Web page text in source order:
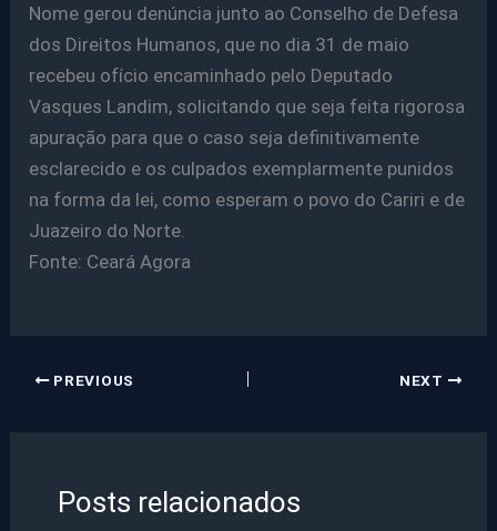
Nome gerou denúncia junto ao Conselho de Defesa
dos Direitos Humanos, que no dia 31 de maio
recebeu ofício encaminhado pelo Deputado
Vasques Landim, solicitando que seja feita rigorosa
apuração para que o caso seja definitivamente
esclarecido e os culpados exemplarmente punidos
na forma da lei, como esperam o povo do Cariri e de
Juazeiro do Norte.
Fonte: Ceará Agora
PREVIOUS NEXT
Posts relacionados